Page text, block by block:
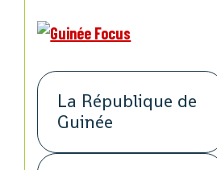
La République de
Guinée